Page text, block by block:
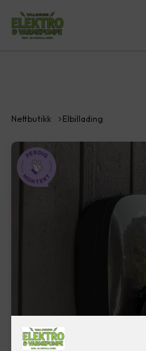
Nettbutikk Elbillading